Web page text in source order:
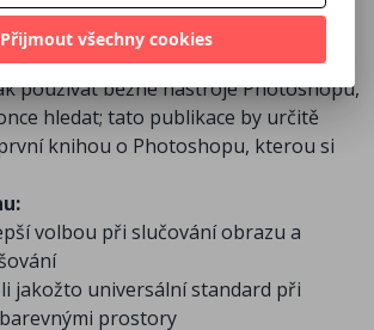
uživateli. Kniha ale není
autor se nezdržuje
používat běžné nástroje Photoshopu,
hledat; tato publikace by určitě
knihou o Photoshopu, kterou si
volbou při slučování obrazu a
jakožto universální standard při
prostory
Přijmout všechny cookies